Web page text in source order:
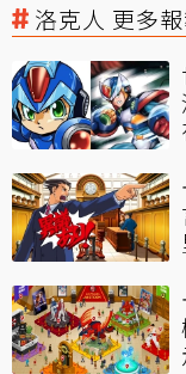
洛克人 更多